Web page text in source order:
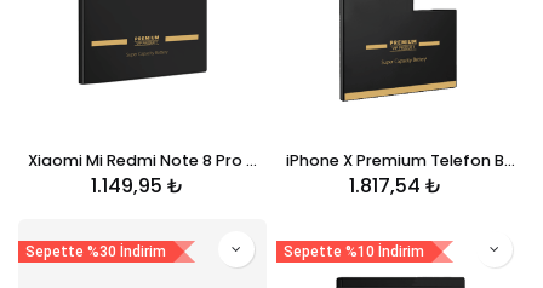
Xiaomi Mi Redmi Note 8 Pro BM4J Premium Telefon Bataryası 4500 mAh
1.149,95 ₺
iPhone X Premium Telefon Bataryası 3500 mAh
1.817,54 ₺
Sepette %30 İndirim Sepette %10 İndirim